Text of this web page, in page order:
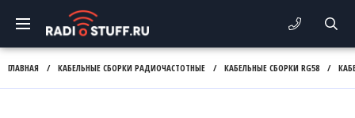
ГЛАВНАЯ / КАБЕЛЬНЫЕ СБОРКИ РАДИОЧАСТОТНЫЕ / КАБЕЛЬНЫЕ СБОРКИ RG58 /